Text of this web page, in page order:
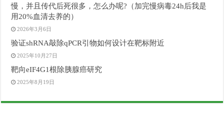
慢，并且传代后死很多，怎么办呢?（加完慢病毒24h后我是
用20%血清去养的）
2026年3月6日
验证shRNA敲除qPCR引物如何设计在靶标附近
2025年10月27日
靶向eIF4G1根除胰腺癌研究
2025年8月19日